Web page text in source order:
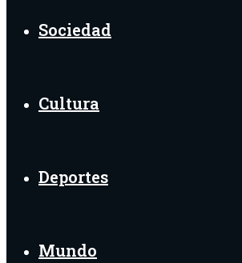
Sociedad
Cultura
Deportes
Mundo